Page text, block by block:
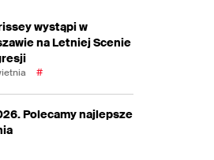
wystąpi w
na Letniej Scenie
#
Polecamy najlepsze